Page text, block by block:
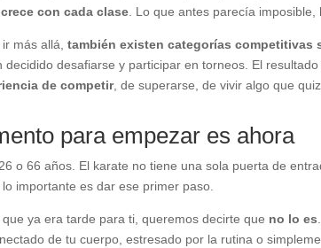
con cada clase. Lo que antes parecía
ir más allá,también existen categorías competitivas
decidido desafiarse y participar en torneos. El
de competir, de superarse, de vivir algo que
para empezar es ahora
o 66 años. El karate no tiene una sola puerta de
importante es dar ese primer paso.
ya era tarde para ti, queremos decirte que no lo es.
de tu cuerpo, estresado por la rutina o